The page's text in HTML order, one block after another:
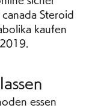
Steroid
kaufen
essen